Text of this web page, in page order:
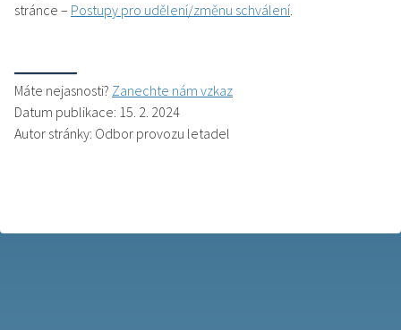
stránce – Postupy pro udělení/změnu schválení.
Máte nejasnosti? Zanechte nám vzkaz
Datum publikace: 15. 2. 2024
Autor stránky: Odbor provozu letadel